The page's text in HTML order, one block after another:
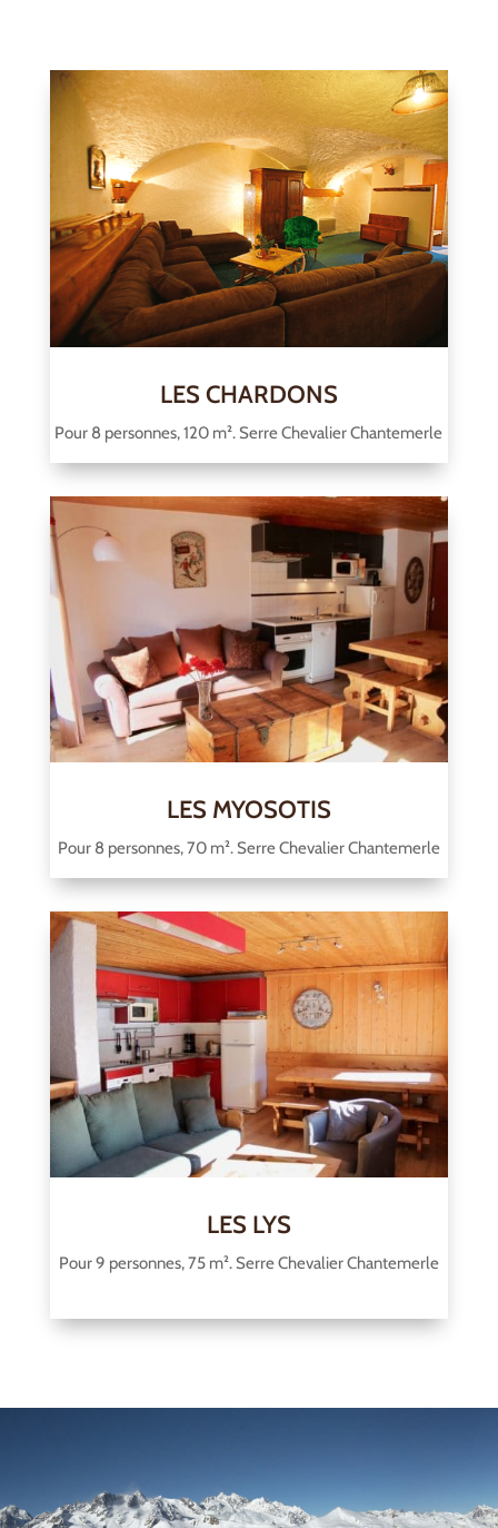
LES CHARDONS
Pour 8 personnes, 120 m². Serre Chevalier Chantemerle
LES MYOSOTIS
Pour 8 personnes, 70 m². Serre Chevalier Chantemerle
LES LYS
Pour 9 personnes, 75 m². Serre Chevalier Chantemerle